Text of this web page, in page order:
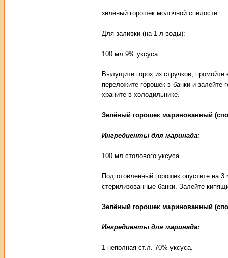
зелёный горошек молочной спелости.
Для заливки (на 1 л воды):
100 мл 9% уксуса.
Вылущите горох из стручков, промойте
переложите горошек в банки и залейте
храните в холодильнике.
Зелёный горошек маринованный
Ингредиенты для маринада:
100 мл столового уксуса.
Подготовленный горошек опустите на
стерилизованные банки. Залейте
Зелёный горошек маринованный
Ингредиенты для маринада:
1 неполная ст.л. 70% уксуса.